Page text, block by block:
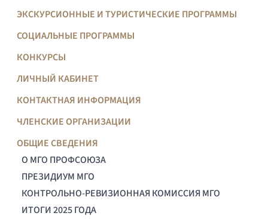
ЭКСКУРСИОННЫЕ И ТУРИСТИЧЕСКИЕ ПРОГРАММЫ
СОЦИАЛЬНЫЕ ПРОГРАММЫ
КОНКУРСЫ
ЛИЧНЫЙ КАБИНЕТ
КОНТАКТНАЯ ИНФОРМАЦИЯ
ЧЛЕНСКИЕ ОРГАНИЗАЦИИ
ОБЩИЕ СВЕДЕНИЯ
О МГО ПРОФСОЮЗА
ПРЕЗИДИУМ МГО
КОНТРОЛЬНО-РЕВИЗИОННАЯ КОМИССИЯ МГО
ИТОГИ 2025 ГОДА